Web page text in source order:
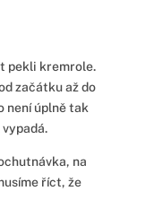
pekli kremrole.
začátku až do
není úplně tak
na
říct, že